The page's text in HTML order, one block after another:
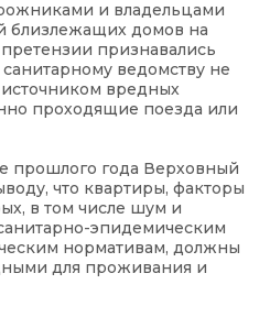
и владельцами
близлежащих домов на
признавались
ведомству не
источником вредных
проходящие поезда или
прошлого года Верховный
что квартиры, факторы
в том числе шум и
эпидемическим
нормативам, должны
для проживания и